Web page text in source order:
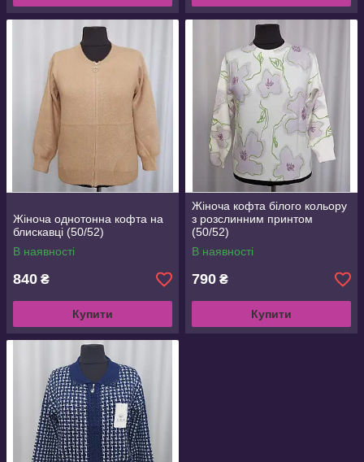
Жіноча однотонна кофта на
блискавці (50/52)
В наявності
840 ₴
Купити
Жіноча кофта білого кольору
з розслинним принтом
(50/52)
В наявності
790 ₴
Купити